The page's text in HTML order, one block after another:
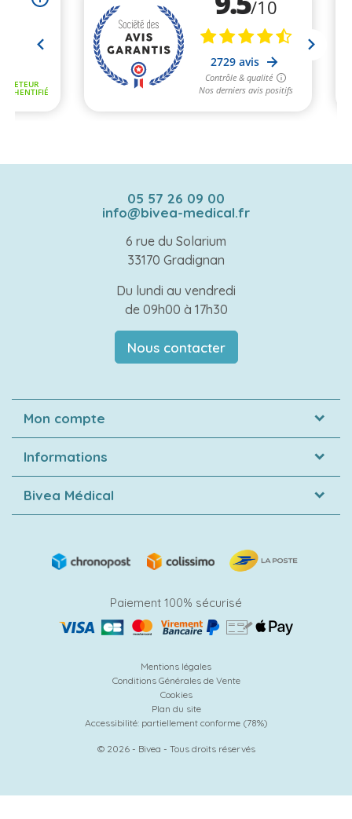
05 57 26 09 00
info@bivea-medical.fr
6 rue du Solarium
33170 Gradignan
Du lundi au vendredi
de 09h00 à 17h30
Nous contacter
Mon compte
Informations
Bivea Médical
Paiement 100% sécurisé
Mentions légales
Conditions Générales de Vente
Cookies
Plan du site
Accessibilité: partiellement conforme (78%)
© 2026 - Bivea - Tous droits réservés